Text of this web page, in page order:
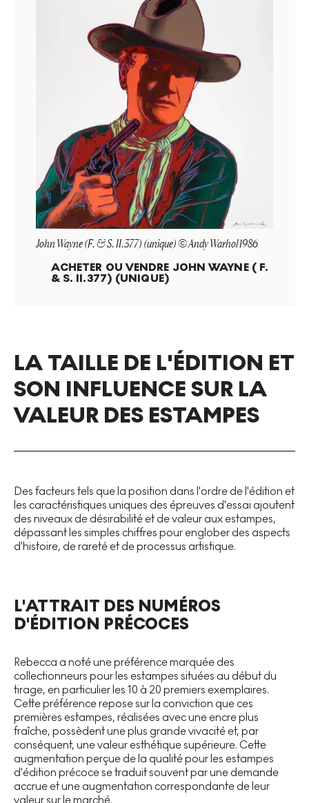
John Wayne (F. & S. II.377) (unique) © Andy Warhol 1986
ACHETER OU VENDRE JOHN WAYNE ( F.
& S. II.377) (UNIQUE)
LA TAILLE DE L'ÉDITION ET
SON INFLUENCE SUR LA
VALEUR DES ESTAMPES
Des facteurs tels que la position dans l'ordre de l'édition et
les caractéristiques uniques des épreuves d'essai ajoutent
des niveaux de désirabilité et de valeur aux estampes,
dépassant les simples chiffres pour englober des aspects
d'histoire, de rareté et de processus artistique.
L'ATTRAIT DES NUMÉROS
D'ÉDITION PRÉCOCES
Rebecca a noté une préférence marquée des
collectionneurs pour les estampes situées au début du
tirage, en particulier les 10 à 20 premiers exemplaires.
Cette préférence repose sur la conviction que ces
premières estampes, réalisées avec une encre plus
fraîche, possèdent une plus grande vivacité et, par
conséquent, une valeur esthétique supérieure. Cette
augmentation perçue de la qualité pour les estampes
d'édition précoce se traduit souvent par une demande
accrue et une augmentation correspondante de leur
valeur sur le marché.